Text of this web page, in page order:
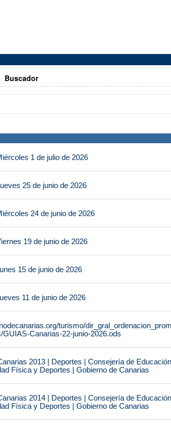
Buscador
1 de julio de 2026
25 de junio de 2026
24 de junio de 2026
19 de junio de 2026
15 de junio de 2026
11 de junio de 2026
turismo/
Canarias-22-junio-2026.ods
2013 | Deportes | Consejería de
Física y Deportes | Gobierno de Canarias
2014 | Deportes | Consejería de
Física y Deportes | Gobierno de Canarias